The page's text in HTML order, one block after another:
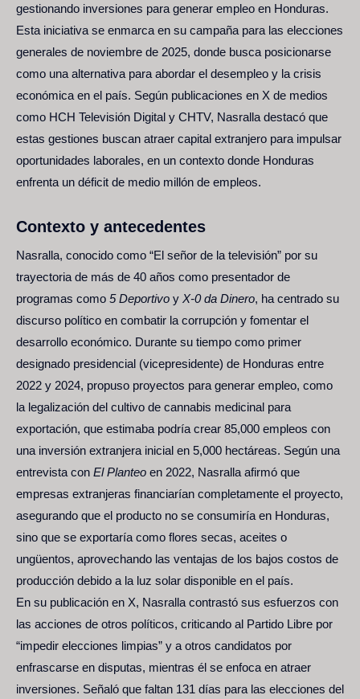
gestionando inversiones para generar empleo en Honduras.
Esta iniciativa se enmarca en su campaña para las elecciones
generales de noviembre de 2025, donde busca posicionarse
como una alternativa para abordar el desempleo y la crisis
económica en el país. Según publicaciones en X de medios
como HCH Televisión Digital y CHTV, Nasralla destacó que
estas gestiones buscan atraer capital extranjero para impulsar
oportunidades laborales, en un contexto donde Honduras
enfrenta un déficit de medio millón de empleos.
Contexto y antecedentes
Nasralla, conocido como “El señor de la televisión” por su
trayectoria de más de 40 años como presentador de
programas como 5 Deportivo y X-0 da Dinero, ha centrado su
discurso político en combatir la corrupción y fomentar el
desarrollo económico. Durante su tiempo como primer
designado presidencial (vicepresidente) de Honduras entre
2022 y 2024, propuso proyectos para generar empleo, como
la legalización del cultivo de cannabis medicinal para
exportación, que estimaba podría crear 85,000 empleos con
una inversión extranjera inicial en 5,000 hectáreas. Según una
entrevista con El Planteo en 2022, Nasralla afirmó que
empresas extranjeras financiarían completamente el proyecto,
asegurando que el producto no se consumiría en Honduras,
sino que se exportaría como flores secas, aceites o
ungüentos, aprovechando las ventajas de los bajos costos de
producción debido a la luz solar disponible en el país.
En su publicación en X, Nasralla contrastó sus esfuerzos con
las acciones de otros políticos, criticando al Partido Libre por
“impedir elecciones limpias” y a otros candidatos por
enfrascarse en disputas, mientras él se enfoca en atraer
inversiones. Señaló que faltan 131 días para las elecciones del